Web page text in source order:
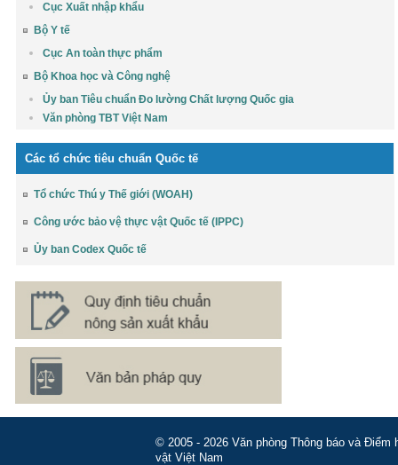
Cục Xuất nhập khẩu
Bộ Y tế
Cục An toàn thực phẩm
Bộ Khoa học và Công nghệ
Ủy ban Tiêu chuẩn Đo lường Chất lượng Quốc gia
Văn phòng TBT Việt Nam
Các tổ chức tiêu chuẩn Quốc tế
Tổ chức Thú y Thế giới (WOAH)
Công ước bảo vệ thực vật Quốc tế (IPPC)
Ủy ban Codex Quốc tế
© 2005 - 2026 Văn phòng Thông báo và
vật Việt Nam